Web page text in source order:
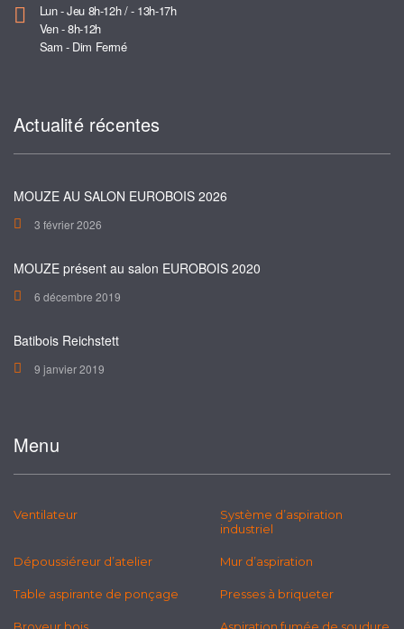
Lun - Jeu 8h-12h / - 13h-17h
Ven - 8h-12h
Sam - Dim Fermé
Actualité récentes
MOUZE AU SALON EUROBOIS 2026
3 février 2026
MOUZE présent au salon EUROBOIS 2020
6 décembre 2019
Batibois Reichstett
9 janvier 2019
Menu
Ventilateur
Système d’aspiration
industriel
Dépoussiéreur d’atelier Mur d’aspiration
Table aspirante de ponçage Presses à briqueter